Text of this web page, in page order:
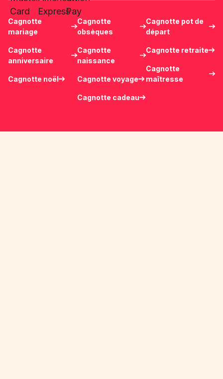
Cagnotte
mariage
Cagnotte
anniversaire
Cagnotte noël
Cagnotte
obsèques
Cagnotte
naissance
Cagnotte voyage
Cagnotte cadeau
Cagnotte pot de
départ
Cagnotte retraite
Cagnotte
maîtresse